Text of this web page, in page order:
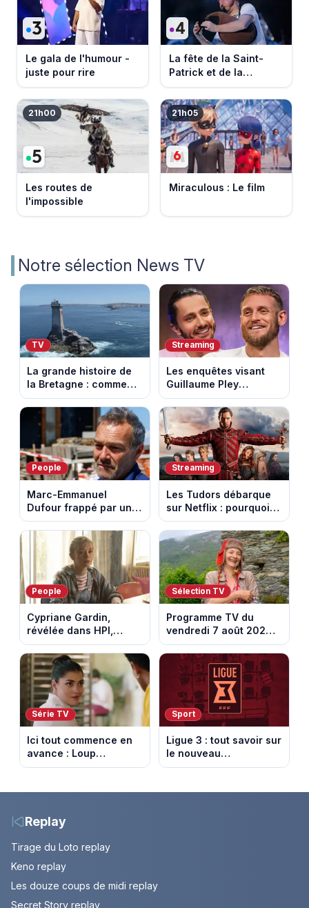
Le gala de l'humour -
juste pour rire
La fête de la Saint-
Patrick et de la
Bretagne
21h00
Les routes de
l'impossible
21h05
Miraculous : Le film
Notre sélection News TV
TV
La grande histoire de
la Bretagne : comment
les Bretons ont
défendu leur culture
au fil des décennies
Streaming
Les enquêtes visant
Guillaume Pley
poussent Ragnar Le
Breton à quitter la
tournée Legend
People
Marc-Emmanuel
Dufour frappé par un
terrible incendie : son
chalet part en fumée
Streaming
Les Tudors débarque
sur Netflix : pourquoi la
série n’a rien perdu de
son pouvoir
People
Cypriane Gardin,
révélée dans HPI,
lance une cagnotte
après des difficultés
financières
Sélection TV
Programme TV du
vendredi 7 août 2026 :
notre sélection pour
votre soirée télé
Série TV
Ici tout commence en
avance : Loup
découvre la trahison
10 août 2026 (spoiler)
Sport
Ligue 3 : tout savoir sur
le nouveau
championnat qui
Replay
Tirage du Loto replay
Keno replay
Les douze coups de midi replay
Secret Story replay